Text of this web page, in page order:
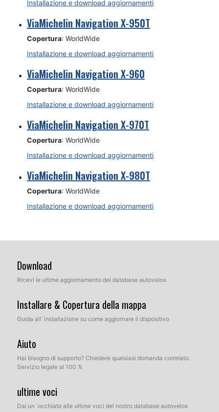
Installazione e download aggiornamenti
ViaMichelin Navigation X-950T
Copertura: WorldWide
Installazione e download aggiornamenti
ViaMichelin Navigation X-960
Copertura: WorldWide
Installazione e download aggiornamenti
ViaMichelin Navigation X-970T
Copertura: WorldWide
Installazione e download aggiornamenti
ViaMichelin Navigation X-980T
Copertura: WorldWide
Installazione e download aggiornamenti
Download
Ricevi le ultime aggiornamento del database autovelox
Installare & Copertura della mappa
Guida all´installazione su come aggiornare il dispositivo
Aiuto
Hai bisogno di supporto? Chiedere qualsiasi domanda correlato.
Servizio legale al 100 %
ultime voci
Dai un´occhiata alle ultime voci del nostro database autovelox